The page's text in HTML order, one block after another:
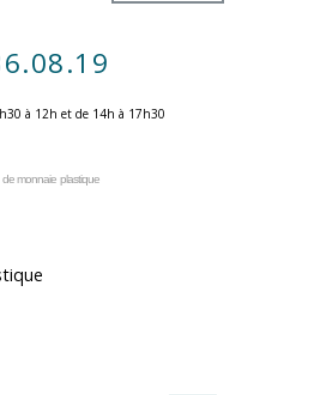
à 12h et de 14h à 17h30
de monnaie plastique